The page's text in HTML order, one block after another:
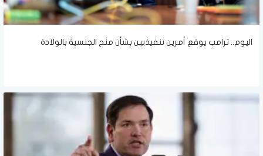
اليوم.. ترامب يوقع أمرين تنفيذيين بشأن منح الجنسية بالولادة